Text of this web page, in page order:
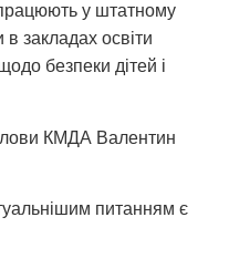
у штатному
в закладах освіти
безпеки дітей і
КМДА Валентин
питанням є